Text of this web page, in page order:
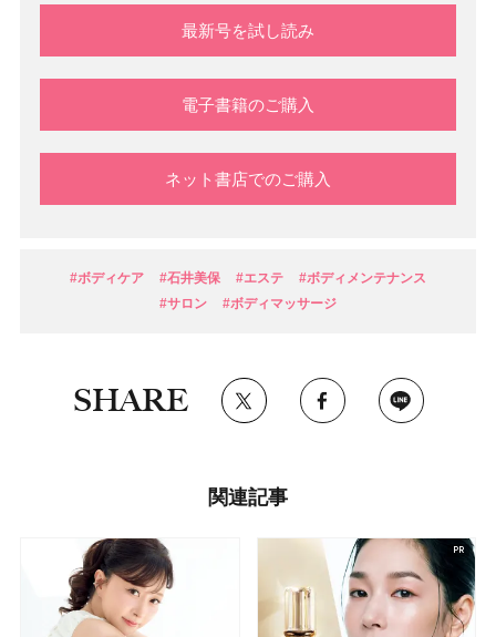
最新号を試し読み
電子書籍のご購入
ネット書店でのご購入
#ボディケア #石井美保 #エステ
#ボディメンテナンス
#サロン
#ボディマッサージ
SHARE
関連記事